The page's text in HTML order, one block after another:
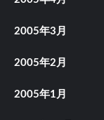
2005年3月
2005年2月
2005年1月